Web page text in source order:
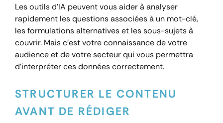
Les outils d’IA peuvent vous aider à analyser
rapidement les questions associées à un mot-clé,
les formulations alternatives et les sous-sujets à
couvrir. Mais c’est votre connaissance de votre
audience et de votre secteur qui vous permettra
d’interpréter ces données correctement.
STRUCTURER LE CONTENU
AVANT DE RÉDIGER